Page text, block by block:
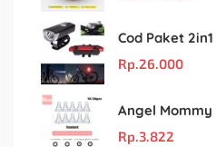
Rp.26.000
Rp.3.822